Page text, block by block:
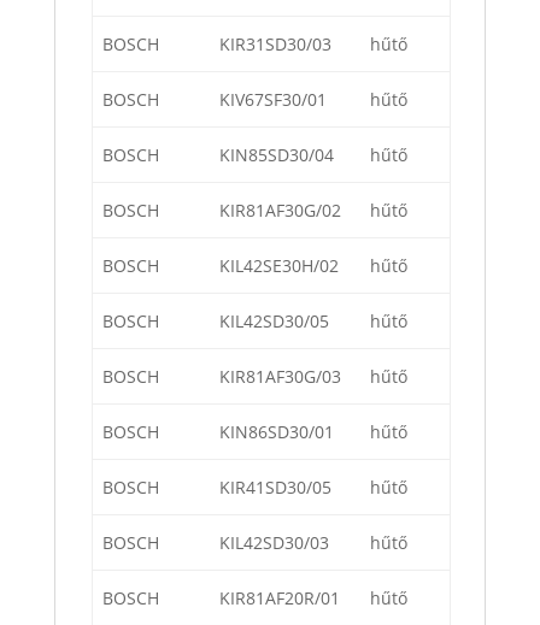
BOSCH KIR31SD30/03 hűtő
BOSCH KIV67SF30/01 hűtő
BOSCH KIN85SD30/04 hűtő
BOSCH KIR81AF30G/02 hűtő
BOSCH KIL42SE30H/02 hűtő
BOSCH KIL42SD30/05 hűtő
BOSCH KIR81AF30G/03 hűtő
BOSCH KIN86SD30/01 hűtő
BOSCH KIR41SD30/05 hűtő
BOSCH KIL42SD30/03 hűtő
BOSCH KIR81AF20R/01 hűtő